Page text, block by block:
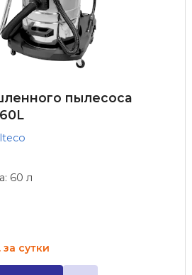
пылесоса
60 л
за сутки